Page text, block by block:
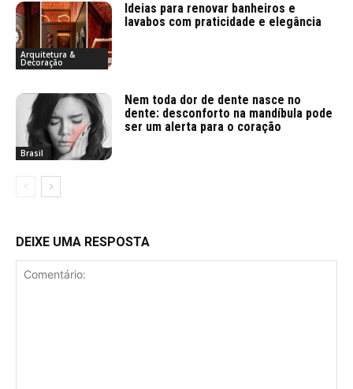
Arquitetura &
Decoração
Ideias para renovar banheiros e
lavabos com praticidade e elegância
Brasil
Nem toda dor de dente nasce no
dente: desconforto na mandíbula pode
ser um alerta para o coração
DEIXE UMA RESPOSTA